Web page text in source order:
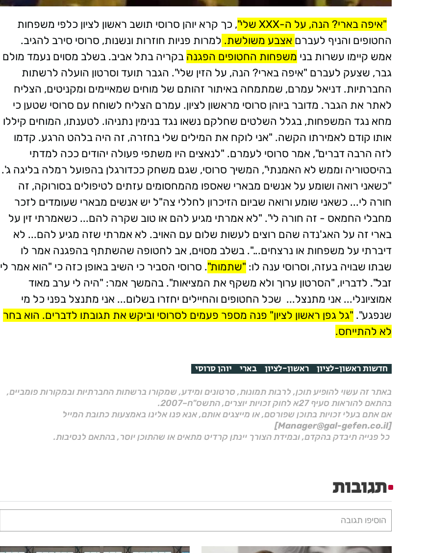
"איפה בארי? הנה, על ה-XXX שלי"
, כך קרא יוהן סרוסי תושב ראשון לציון כלפי משפחות
החטופים והניף לעברם אצבע משולשת. למרות פניות חוזרות ונשנות, סרוסי סירב להגיב.
אמש קיימו עשרות בני משפחות החטופים הפגנה בקריה בתל אביב. בשלב מסוים נעמד מולם
גבר, שצעק לעברם "איפה בארי? הנה, על הזין שלי". הגבר תועד וסרטון הועלה לרשתות
החברתיות. דניאל עמרם, שמתמחה באיתור זהותם של מוחים שמאיימים ומקניטים, הצליח
לאתר את הגבר. מדובר ביוהן סרוסי מראשון לציון. עמרם הצליח לשוחח עם סרוסי שטען כי
מחא נגד המשפחות, בגלל השלטים שחלקם נשאו נגד בנימין נתניהו. לטענתו, המוחים קיללו
אותו קודם לאמירתו הקשה. "אני לוקח את המילים שלי בחזרה, זה היה בלהט הרגע. קדמו
לזה הרבה דברים", אמר סרוסי לעמרם. "לנאצים היו משתפי פעולה יהודים ככה למדתי
בהיסטוריה וממש לא האמנתי", המשיך סרוסי, שגם משחק ככדורגלן בהפועל רמלה בליגה ג'.
"כשאני רואה ושומע על אנשים מבארי שאספו מהמחסומים עזתים לטיפולים בסורוקה, זה
חורה לי... כשאני שומע ורואה שביום הזיכרון לחללי צה"ל יש אנשים מבארי שעומדים לזכר
מחבלי החמאס - זה חורה לי". "לא אמרתי מגיע להם או טוב שקרה להם... כשאמרתי זין על
בארי זה על האג'נדה שהם רוצים לעשות שלום עם האויב. לא אמרתי שזה מגיע להם... לא
דיברתי על משפחות או נרצחים...". בשלב מסוים, אב לחטופה שהשתתף בהפגנה אמר לו
שבתו שבויה בעזה, וסרוסי ענה לו: "שתמות". סרוסי הסביר כי השיב באופן כזה כי "הוא אמר לי
זבל". לדבריו, "הסרטון ערוך ולא משקף את המציאות". בהמשך אמר: "היה לי ערב מאוד
אמוציונלי... אני מתנצל... שכל החטופים והחיילים יחזרו בשלום... אני מתנצל בפני כל מי
שנפגע". "גל גפן ראשון לציון" פנה מספר פעמים לסרוסי וביקש את תגובתו לדברים. הוא בחר
לא להתייחס.
חדשות ראשון-לציון ראשון-לציון בארי יוהן סרוסי
באתר זה עשוי להופיע תוכן, לרבות תמונות, סרטונים ומידע, שמקורו ברשתות החברתיות ובמקורות פומביים,
בהתאם להוראות סעיף 27א לחוק זכויות יוצרים, התשס"ח–2007.
אם אתם בעלי זכויות בתוכן שפורסם, או מייצגים אותם, אנא פנו אלינו באמצעות כתובת המייל
[Manager@gal-gefen.co.il]
כל פנייה תיבדק בהקדם, ובמידת הצורך יינתן קרדיט מתאים או שהתוכן יוסר, בהתאם לנסיבות.
תגובות
הוסיפו תגובה